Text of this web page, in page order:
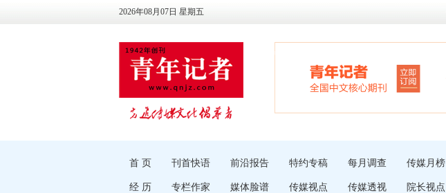
2026年08月07日 星期五
首 页 刊首快语 前沿报告 特约专稿 每月调查 传媒月榜
经 历 专栏作家 媒体脸谱 传媒视点 传媒透视 院长视点